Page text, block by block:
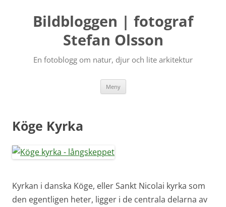
Bildbloggen | fotograf
Stefan Olsson
En fotoblogg om natur, djur och lite arkitektur
Meny Hoppa
till
Köge Kyrka
Kyrkan i danska Köge, eller Sankt Nicolai kyrka som
den egentligen heter, ligger i de centrala delarna av